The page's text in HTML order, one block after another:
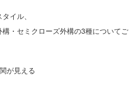
イル、
・セミクローズ外構の3種についてご
が見える